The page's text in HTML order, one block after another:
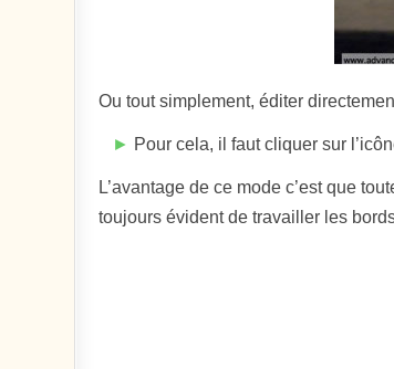
Ou tout simplement, éditer
► Pour cela, il faut cliquer sur
L’avantage de ce mode c’est que
toujours évident de travailler les